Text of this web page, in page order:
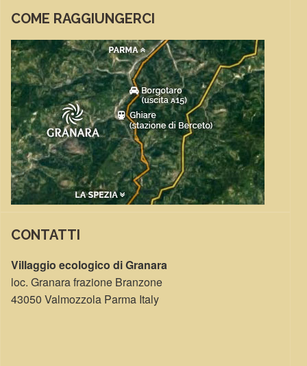
COME RAGGIUNGERCI
CONTATTI
Villaggio ecologico di Granara
loc. Granara frazione Branzone
43050 Valmozzola Parma Italy